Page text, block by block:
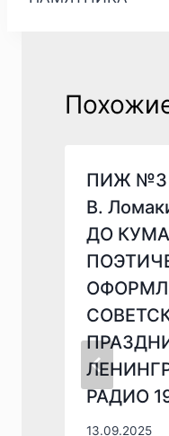
ПИЖ №3
В.
ДО
РАДИО
13.09.2025